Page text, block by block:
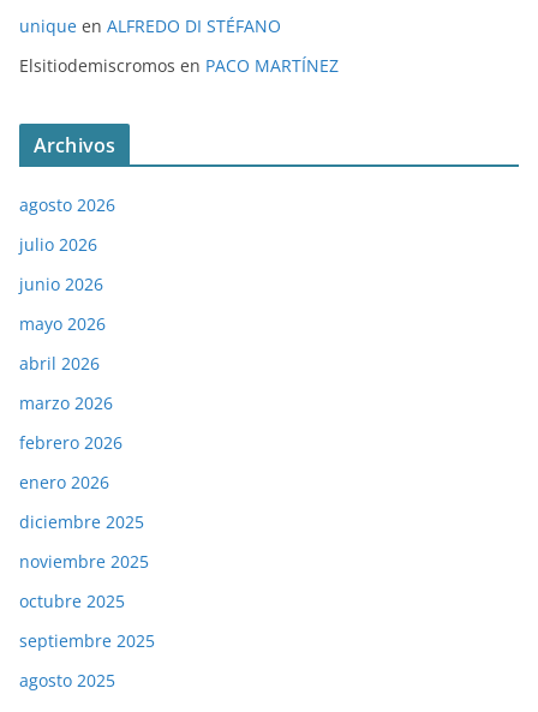
unique en ALFREDO DI STÉFANO
Elsitiodemiscromos en PACO MARTÍNEZ
Archivos
agosto 2026
julio 2026
junio 2026
mayo 2026
abril 2026
marzo 2026
febrero 2026
enero 2026
diciembre 2025
noviembre 2025
octubre 2025
septiembre 2025
agosto 2025